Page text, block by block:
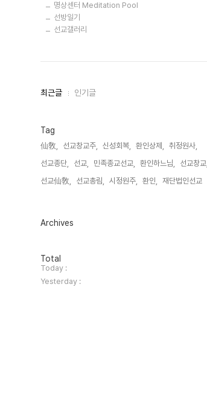
명상센터 Meditation Pool
선방일기
선교갤러리
최
인
글
최근글 인기글
Tag
仙敎, 선교창교주, 신성회복, 환인상제,
취정원사,
선교종단,
선교, 민족종교선교, 환인하느님,
선교창교,
선교仙敎,
선교총림, 시정원주, 환인, 재단법인선교,
Archives
방
문
자
수
Total
Today :
Yesterday :